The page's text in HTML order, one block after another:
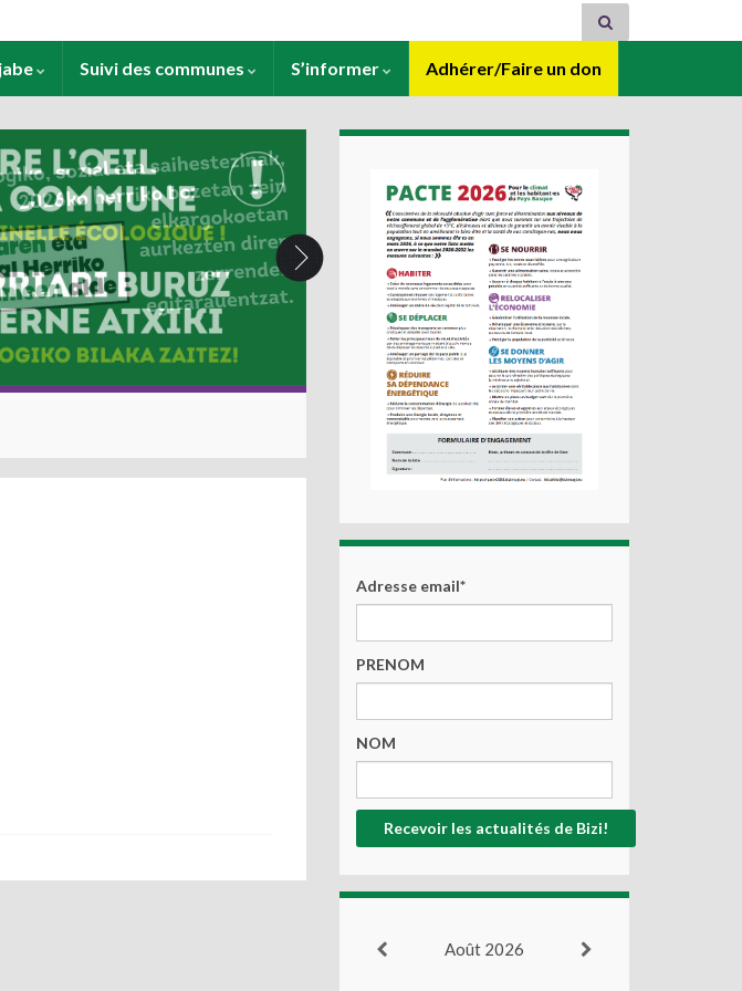
Suivi des communes S’informer Adhérer/Faire un don
Adresse email*
PRENOM
NOM
Août 2026